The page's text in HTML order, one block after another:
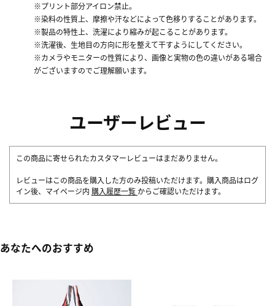
※プリント部分アイロン禁止。
※染料の性質上、摩擦や汗などによって色移りすることがあります。
※製品の特性上、洗濯により縮みが起こることがあります。
※洗濯後、生地目の方向に形を整えて干すようにしてください。
※カメラやモニターの性質により、画像と実物の色の違いがある場合
がございますのでご理解願います。
ユーザーレビュー
この商品に寄せられたカスタマーレビューはまだありません。
レビューはこの商品を購入した方のみ投稿いただけます。購入商品はログ
イン後、マイページ内 購入履歴一覧 からご確認いただけます。
あなたへのおすすめ